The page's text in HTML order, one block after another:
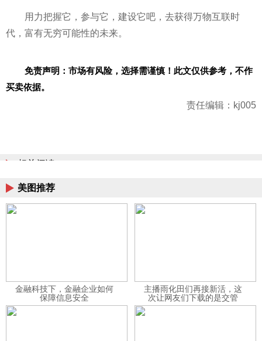
用力把握它，参与它，建设它吧，去获得万物互联时
代，富有无穷可能性的未来。
免责声明：市场有风险，选择需谨慎！此文仅供参考，不作
买卖依据。
责任编辑：kj005
相关阅读
美图推荐
金融科技下，金融企业如何
保障信息安全
主播雨化田们再接新活，这
次让网友们下载的是交管
12123APP